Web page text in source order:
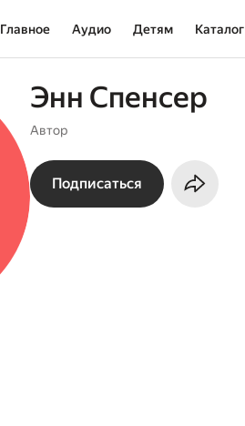
Главное Аудио Детям Каталог
Энн Спенсер
Автор
Подписаться